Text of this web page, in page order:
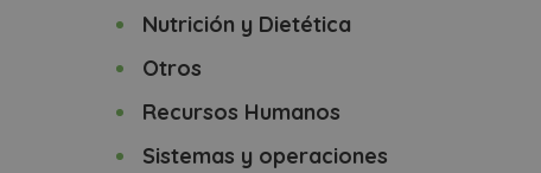
Nutrición y Dietética
Otros
Recursos Humanos
Sistemas y operaciones